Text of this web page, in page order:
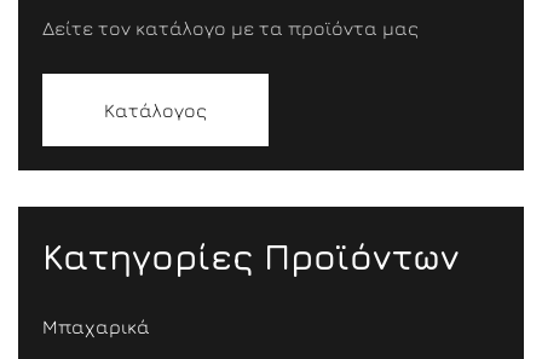
Δείτε τον κατάλογο με τα προϊόντα μας
Κατάλογος
Κατηγορίες Προϊόντων
Μπαχαρικά